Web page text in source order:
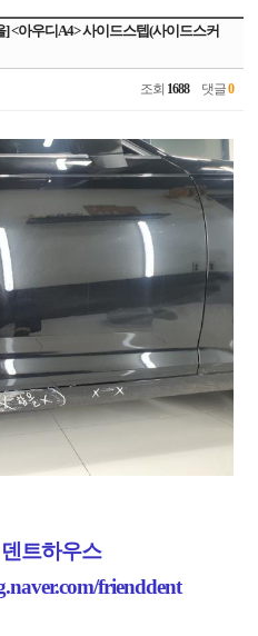
<아우디A4> 사이드스텝(사이드스커
조회 1688댓글0
트하우스
frienddent